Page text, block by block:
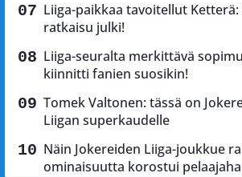
Liiga-paikkaa tavoitellut
ratkaisu julki!
Liiga-seuralta merkittävä
kiinnitti fanien suosikin!
Tomek Valtonen: tässä on
Liigan superkaudelle
Näin Jokereiden Liiga-joukkue
ominaisuutta korostui